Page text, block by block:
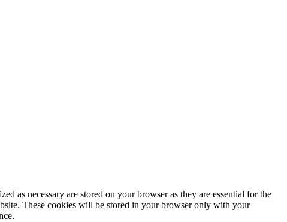
as necessary are stored on your browser as they are essential for the
These cookies will be stored in your browser only with your